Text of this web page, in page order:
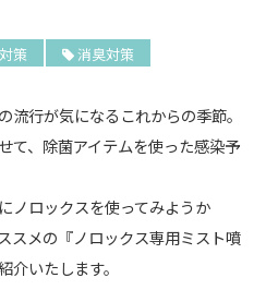
策 消臭対策
流行が気になるこれからの季節。
て、除菌アイテムを使った感染予
ノロックスを使ってみようか
スメの『ノロックス専用ミスト噴
いたします。